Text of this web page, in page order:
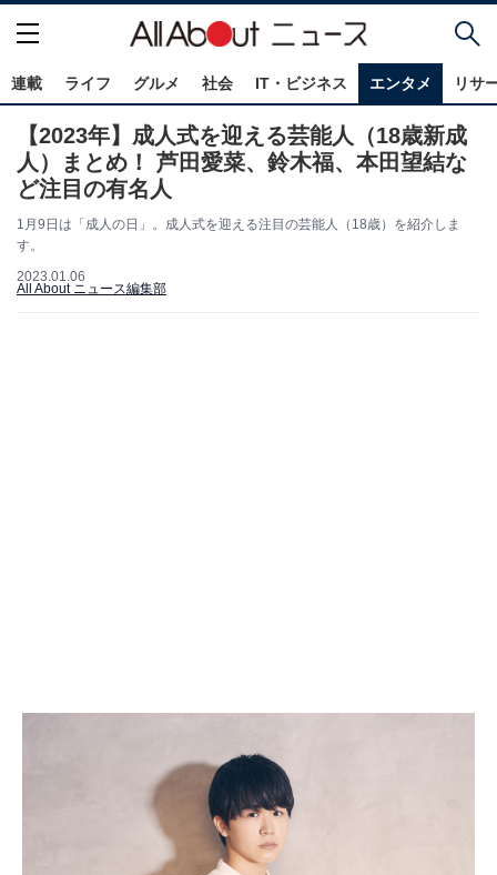
連載 ライフ グルメ 社会 IT・ビジネス エンタメ リサ
【2023年】成人式を迎える芸能人（18歳新成
人）まとめ！ 芦田愛菜、鈴木福、本田望結な
ど注目の有名人
1月9日は「成人の日」。成人式を迎える注目の芸能人（18歳）を紹介しま
す。
2023.01.06
All About ニュース編集部